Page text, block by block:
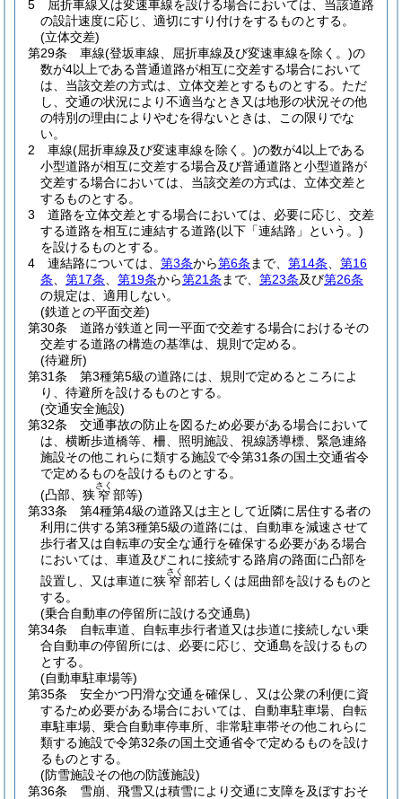
5
屈折車線又は変速車線を設ける場合においては、当該道路
の設計速度に応じ、適切にすり付けをするものとする。
(立体交差)
第29条
車線(登坂車線、屈折車線及び変速車線を除く。)の
数が4以上である普通道路が相互に交差する場合において
は、当該交差の方式は、立体交差とするものとする。 ただ
し、交通の状況により不適当なとき又は地形の状況その他
の特別の理由によりやむを得ないときは、この限りでな
い。
2
車線(屈折車線及び変速車線を除く。)の数が4以上である
小型道路が相互に交差する場合及び普通道路と小型道路が
交差する場合においては、当該交差の方式は、立体交差と
するものとする。
3
道路を立体交差とする場合においては、必要に応じ、交差
する道路を相互に連結する道路(以下「連結路」という。)
を設けるものとする。
4
連結路については、 第3条から第6条 まで、 第14条
第16
条
第17条 第19条から第21条 まで、 第23条及び第26条
の規定は、適用しない。
(鉄道との平面交差)
第30条
道路が鉄道と同一平面で交差する場合におけるその
交差する道路の構造の基準は、規則で定める。
(待避所)
第31条
第3種第5級の道路には、規則で定めるところによ
り、待避所を設けるものとする。
(交通安全施設)
第32条
交通事故の防止を図るため必要がある場合において
は、横断歩道橋等、柵、照明施設、視線誘導標、緊急連絡
施設その他これらに類する施設で令第31条の国土交通省令
で定めるものを設けるものとする。
(凸部、狭 窄
さく
部等)
第33条
第4種第4級の道路又は主として近隣に居住する者の
利用に供する第3種第5級の道路には、自動車を減速させて
歩行者又は自転車の安全な通行を確保する必要がある場合
においては、車道及びこれに接続する路肩の路面に凸部を
設置し、又は車道に狭 窄
さく
部若しくは屈曲部を設けるものと
する。
(乗合自動車の停留所に設ける交通島)
第34条
自転車道、自転車歩行者道又は歩道に接続しない乗
合自動車の停留所には、必要に応じ、交通島を設けるもの
とする。
(自動車駐車場等)
第35条
安全かつ円滑な交通を確保し、又は公衆の利便に資
するため必要がある場合においては、自動車駐車場、自転
車駐車場、乗合自動車停車所、非常駐車帯その他これらに
類する施設で令第32条の国土交通省令で定めるものを設け
るものとする。
(防雪施設その他の防護施設)
第36条
雪崩、飛雪又は積雪により交通に支障を及ぼすおそ